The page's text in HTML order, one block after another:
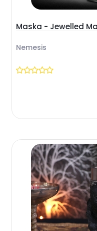
Maska - Jewelled
Nemesis